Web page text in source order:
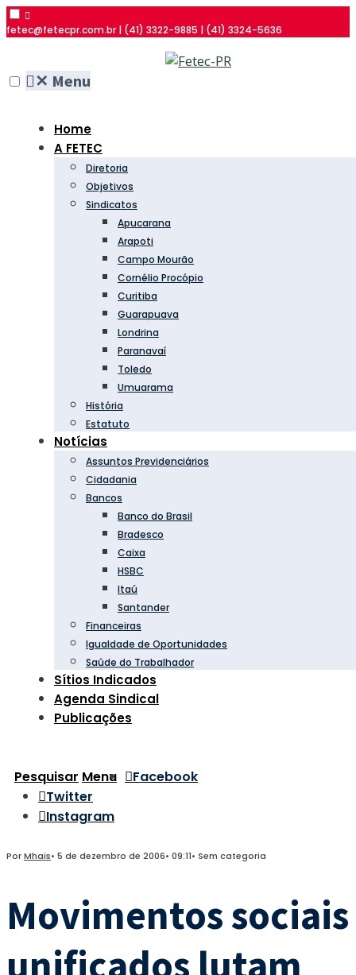
fetec@fetecpr.com.br | (41) 3322-9885 | (41) 3324-5636
✕ Menu
Home
A FETEC
Diretoria
Objetivos
Sindicatos
Apucarana
Arapoti
Campo Mourão
Cornélio Procópio
Curitiba
Guarapuava
Londrina
Paranavaí
Toledo
Umuarama
História
Estatuto
Notícias
Assuntos Previdenciários
Cidadania
Bancos
Banco do Brasil
Bradesco
Caixa
HSBC
Itaú
Santander
Financeiras
Igualdade de Oportunidades
Saúde do Trabalhador
Sítios Indicados
Agenda Sindical
Publicações
Pesquisar Menu
Facebook
Twitter
Instagram
PorMhais• 5 de dezembro de 2006• 09:11• Sem categoria
Movimentos sociais
unificados lutam